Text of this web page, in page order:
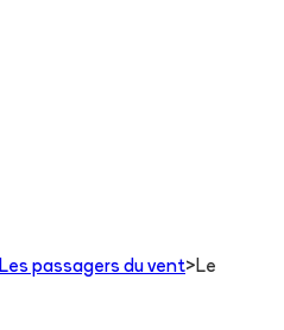
Les passagers du vent> Le